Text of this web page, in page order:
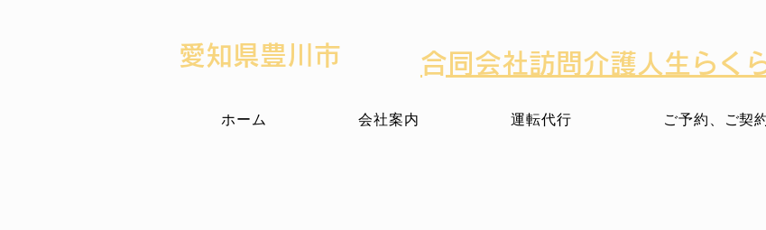
​愛知県豊川市 合同会社訪問介護人生らく
ホーム 会社案内 運転代行 ご予約、ご契